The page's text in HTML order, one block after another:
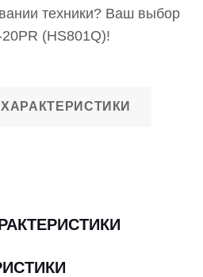
техники? Ваш выбор
(HS801Q)!
ХАРАКТЕРИСТИКИ